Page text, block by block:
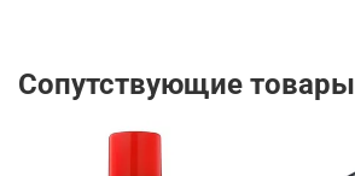
Сопутствующие товары